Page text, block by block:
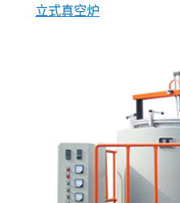
立式真空炉